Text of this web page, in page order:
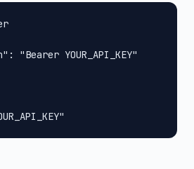
"Bearer YOUR_API_KEY"